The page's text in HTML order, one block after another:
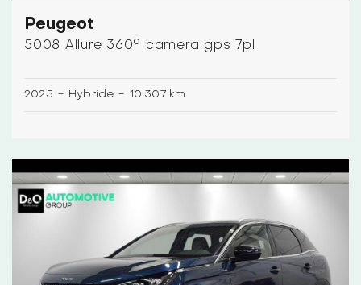
Peugeot
5008 Allure 360° camera gps 7pl
2025 - Hybride - 10.307 km